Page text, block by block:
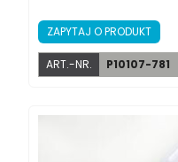
ZAPYTAJ O PRODUKT
ART.-NR. P10107-781